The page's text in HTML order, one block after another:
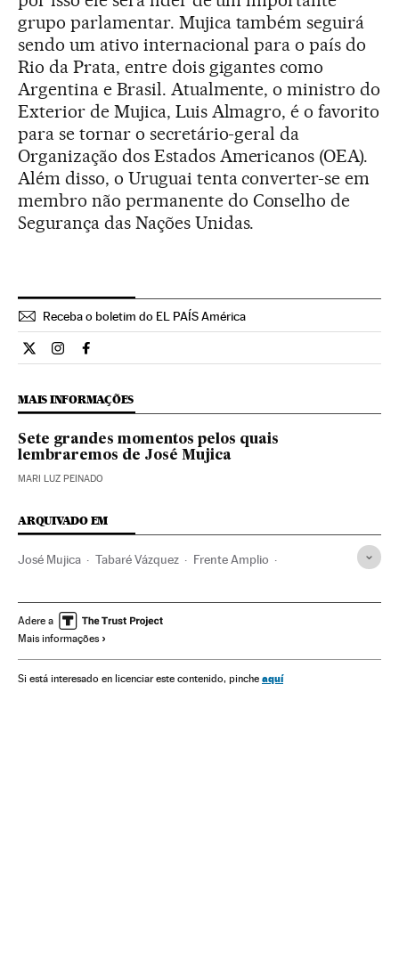
grupo parlamentar. Mujica também seguirá
sendo um ativo internacional para o país do
Rio da Prata, entre dois gigantes como
Argentina e Brasil. Atualmente, o ministro do
Exterior de Mujica, Luis Almagro, é o favorito
para se tornar o secretário-geral da
Organização dos Estados Americanos (OEA).
Além disso, o Uruguai tenta converter-se em
membro não permanente do Conselho de
Segurança das Nações Unidas.
Receba o boletim do EL PAÍS América
Internacional El País Brasil en Twitter
Internacional El País Brasil en Instagram
Internacional El País Brasil en Facebook
MAIS INFORMAÇÕES
Sete grandes momentos pelos quais
lembraremos de José Mujica
MARI LUZ PEINADO
ARQUIVADO EM
José Mujica Tabaré Vázquez Frente Amplio
Partidos políticos América
Adere a
Mais informações
Si está interesado en licenciar este contenido, pinche aquí